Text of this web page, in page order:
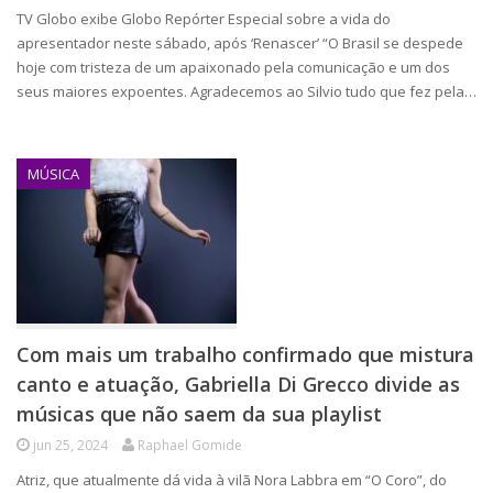
TV Globo exibe Globo Repórter Especial sobre a vida do
apresentador neste sábado, após ‘Renascer’ “O Brasil se despede
hoje com tristeza de um apaixonado pela comunicação e um dos
seus maiores expoentes. Agradecemos ao Silvio tudo que fez pela…
MÚSICA
Com mais um trabalho confirmado que mistura
canto e atuação, Gabriella Di Grecco divide as
músicas que não saem da sua playlist
jun 25, 2024 Raphael Gomide
Atriz, que atualmente dá vida à vilã Nora Labbra em “O Coro”, do